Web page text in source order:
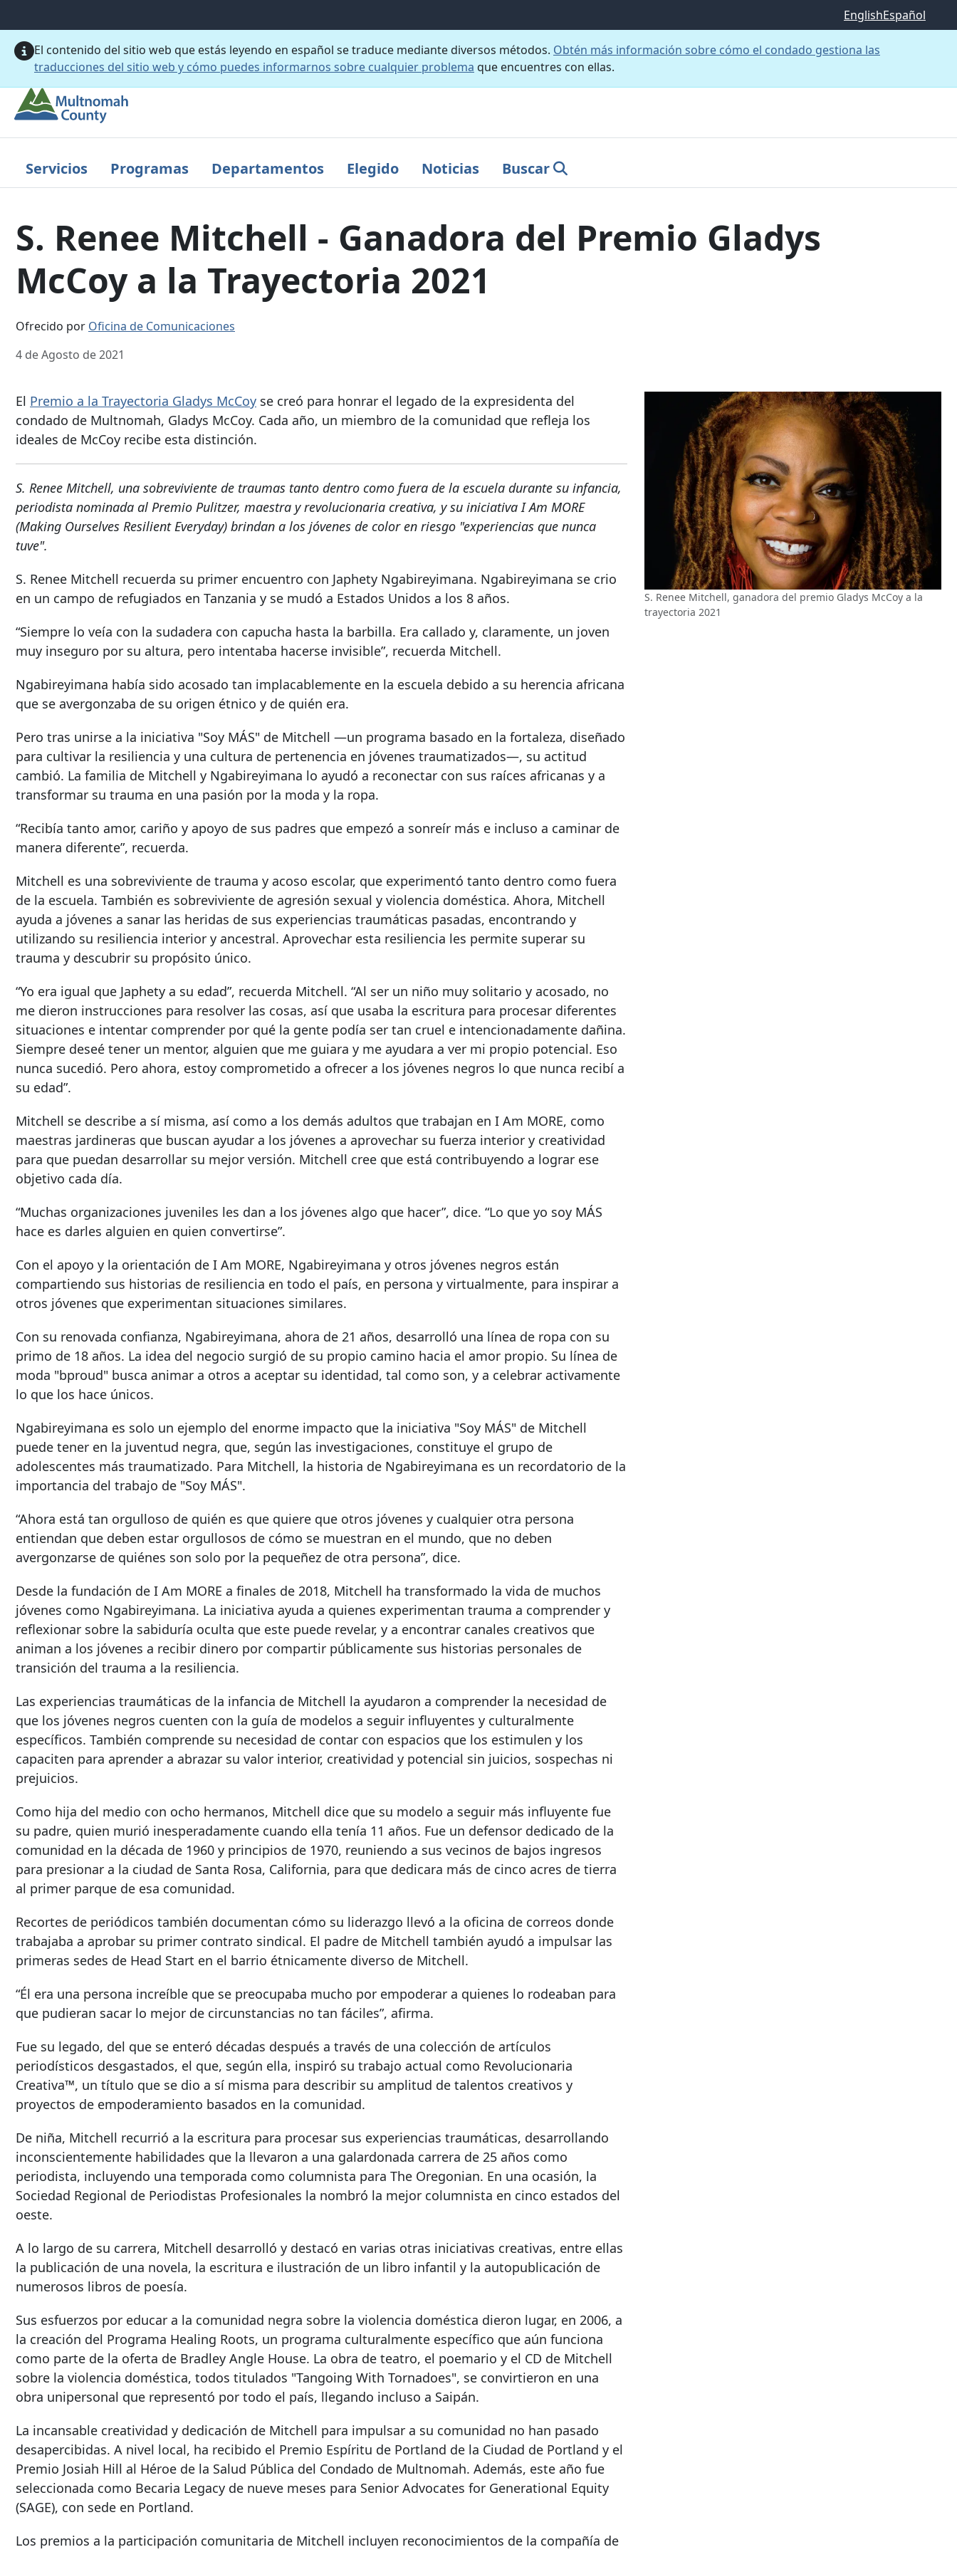
EnglishEspañol
El contenido del sitio web que estás leyendo en español se traduce mediante diversos métodos. Obtén más información sobre cómo el condado gestiona las
traducciones del sitio web y cómo puedes informarnos sobre cualquier problema que encuentres con ellas.
Servicios Programas Departamentos Elegido Noticias Buscar
S. Renee Mitchell - Ganadora del Premio Gladys
McCoy a la Trayectoria 2021
Ofrecido por Oficina de Comunicaciones
4 de Agosto de 2021
El Premio a la Trayectoria Gladys McCoy se creó para honrar el legado de la expresidenta del
condado de Multnomah, Gladys McCoy. Cada año, un miembro de la comunidad que refleja los
ideales de McCoy recibe esta distinción.
S. Renee Mitchell, una sobreviviente de traumas tanto dentro como fuera de la escuela durante su infancia,
periodista nominada al Premio Pulitzer, maestra y revolucionaria creativa, y su iniciativa I Am MORE
(Making Ourselves Resilient Everyday) brindan a los jóvenes de color en riesgo "experiencias que nunca
tuve".
S. Renee Mitchell recuerda su primer encuentro con Japhety Ngabireyimana. Ngabireyimana se crio
en un campo de refugiados en Tanzania y se mudó a Estados Unidos a los 8 años.
“Siempre lo veía con la sudadera con capucha hasta la barbilla. Era callado y, claramente, un joven
muy inseguro por su altura, pero intentaba hacerse invisible”, recuerda Mitchell.
Ngabireyimana había sido acosado tan implacablemente en la escuela debido a su herencia africana
que se avergonzaba de su origen étnico y de quién era.
Pero tras unirse a la iniciativa "Soy MÁS" de Mitchell —un programa basado en la fortaleza, diseñado
para cultivar la resiliencia y una cultura de pertenencia en jóvenes traumatizados—, su actitud
cambió. La familia de Mitchell y Ngabireyimana lo ayudó a reconectar con sus raíces africanas y a
transformar su trauma en una pasión por la moda y la ropa.
“Recibía tanto amor, cariño y apoyo de sus padres que empezó a sonreír más e incluso a caminar de
manera diferente”, recuerda.
Mitchell es una sobreviviente de trauma y acoso escolar, que experimentó tanto dentro como fuera
de la escuela. También es sobreviviente de agresión sexual y violencia doméstica. Ahora, Mitchell
ayuda a jóvenes a sanar las heridas de sus experiencias traumáticas pasadas, encontrando y
utilizando su resiliencia interior y ancestral. Aprovechar esta resiliencia les permite superar su
trauma y descubrir su propósito único.
“Yo era igual que Japhety a su edad”, recuerda Mitchell. “Al ser un niño muy solitario y acosado, no
me dieron instrucciones para resolver las cosas, así que usaba la escritura para procesar diferentes
situaciones e intentar comprender por qué la gente podía ser tan cruel e intencionadamente dañina.
Siempre deseé tener un mentor, alguien que me guiara y me ayudara a ver mi propio potencial. Eso
nunca sucedió. Pero ahora, estoy comprometido a ofrecer a los jóvenes negros lo que nunca recibí a
su edad”.
Mitchell se describe a sí misma, así como a los demás adultos que trabajan en I Am MORE, como
maestras jardineras que buscan ayudar a los jóvenes a aprovechar su fuerza interior y creatividad
para que puedan desarrollar su mejor versión. Mitchell cree que está contribuyendo a lograr ese
objetivo cada día.
“Muchas organizaciones juveniles les dan a los jóvenes algo que hacer”, dice. “Lo que yo soy MÁS
hace es darles alguien en quien convertirse”.
Con el apoyo y la orientación de I Am MORE, Ngabireyimana y otros jóvenes negros están
compartiendo sus historias de resiliencia en todo el país, en persona y virtualmente, para inspirar a
otros jóvenes que experimentan situaciones similares.
Con su renovada confianza, Ngabireyimana, ahora de 21 años, desarrolló una línea de ropa con su
primo de 18 años. La idea del negocio surgió de su propio camino hacia el amor propio. Su línea de
moda "bproud" busca animar a otros a aceptar su identidad, tal como son, y a celebrar activamente
lo que los hace únicos.
Ngabireyimana es solo un ejemplo del enorme impacto que la iniciativa "Soy MÁS" de Mitchell
puede tener en la juventud negra, que, según las investigaciones, constituye el grupo de
adolescentes más traumatizado. Para Mitchell, la historia de Ngabireyimana es un recordatorio de la
importancia del trabajo de "Soy MÁS".
“Ahora está tan orgulloso de quién es que quiere que otros jóvenes y cualquier otra persona
entiendan que deben estar orgullosos de cómo se muestran en el mundo, que no deben
avergonzarse de quiénes son solo por la pequeñez de otra persona”, dice.
Desde la fundación de I Am MORE a finales de 2018, Mitchell ha transformado la vida de muchos
jóvenes como Ngabireyimana. La iniciativa ayuda a quienes experimentan trauma a comprender y
reflexionar sobre la sabiduría oculta que este puede revelar, y a encontrar canales creativos que
animan a los jóvenes a recibir dinero por compartir públicamente sus historias personales de
transición del trauma a la resiliencia.
Las experiencias traumáticas de la infancia de Mitchell la ayudaron a comprender la necesidad de
que los jóvenes negros cuenten con la guía de modelos a seguir influyentes y culturalmente
específicos. También comprende su necesidad de contar con espacios que los estimulen y los
capaciten para aprender a abrazar su valor interior, creatividad y potencial sin juicios, sospechas ni
prejuicios.
Como hija del medio con ocho hermanos, Mitchell dice que su modelo a seguir más influyente fue
su padre, quien murió inesperadamente cuando ella tenía 11 años. Fue un defensor dedicado de la
comunidad en la década de 1960 y principios de 1970, reuniendo a sus vecinos de bajos ingresos
para presionar a la ciudad de Santa Rosa, California, para que dedicara más de cinco acres de tierra
al primer parque de esa comunidad.
Recortes de periódicos también documentan cómo su liderazgo llevó a la oficina de correos donde
trabajaba a aprobar su primer contrato sindical. El padre de Mitchell también ayudó a impulsar las
primeras sedes de Head Start en el barrio étnicamente diverso de Mitchell.
“Él era una persona increíble que se preocupaba mucho por empoderar a quienes lo rodeaban para
que pudieran sacar lo mejor de circunstancias no tan fáciles”, afirma.
Fue su legado, del que se enteró décadas después a través de una colección de artículos
periodísticos desgastados, el que, según ella, inspiró su trabajo actual como Revolucionaria
Creativa™, un título que se dio a sí misma para describir su amplitud de talentos creativos y
proyectos de empoderamiento basados ​​en la comunidad.
De niña, Mitchell recurrió a la escritura para procesar sus experiencias traumáticas, desarrollando
inconscientemente habilidades que la llevaron a una galardonada carrera de 25 años como
periodista, incluyendo una temporada como columnista para The Oregonian. En una ocasión, la
Sociedad Regional de Periodistas Profesionales la nombró la mejor columnista en cinco estados del
oeste.
A lo largo de su carrera, Mitchell desarrolló y destacó en varias otras iniciativas creativas, entre ellas
la publicación de una novela, la escritura e ilustración de un libro infantil y la autopublicación de
numerosos libros de poesía.
Sus esfuerzos por educar a la comunidad negra sobre la violencia doméstica dieron lugar, en 2006, a
la creación del Programa Healing Roots, un programa culturalmente específico que aún funciona
como parte de la oferta de Bradley Angle House. La obra de teatro, el poemario y el CD de Mitchell
sobre la violencia doméstica, todos titulados "Tangoing With Tornadoes", se convirtieron en una
obra unipersonal que representó por todo el país, llegando incluso a Saipán.
La incansable creatividad y dedicación de Mitchell para impulsar a su comunidad no han pasado
desapercibidas. A nivel local, ha recibido el Premio Espíritu de Portland de la Ciudad de Portland y el
Premio Josiah Hill al Héroe de la Salud Pública del Condado de Multnomah. Además, este año fue
seleccionada como Becaria Legacy de nueve meses para Senior Advocates for Generational Equity
(SAGE), con sede en Portland.
Los premios a la participación comunitaria de Mitchell incluyen reconocimientos de la compañía de
S. Renee Mitchell, ganadora del premio Gladys McCoy a la
trayectoria 2021